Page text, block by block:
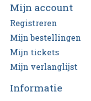
Mijn account
Registreren
Mijn bestellingen
Mijn tickets
Mijn verlanglijst
Informatie